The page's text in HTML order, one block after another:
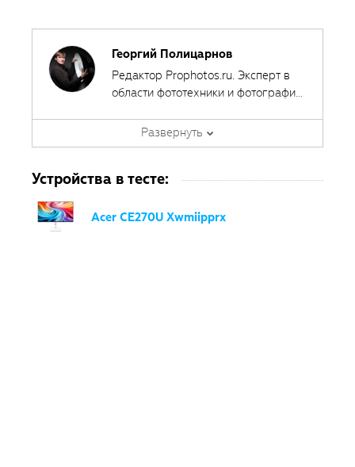
Георгий Полицарнов
Редактор Prophotos.ru. Эксперт в
области фототехники и фотографии,
фотооборудования с 2007 года.
Является автором ряда обучающих
Развернуть
Устройства в тесте:
Acer CE270U Xwmiipprx